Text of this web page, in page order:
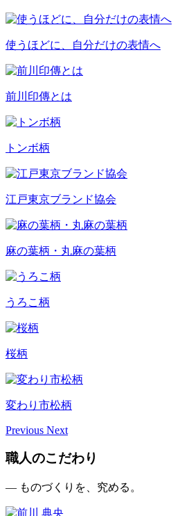
使うほどに、自分だけの表情へ
前川印傳とは
トンボ柄
江戸東京ブランド協会
麻の葉柄・丸麻の葉柄
うろこ柄
桜柄
変わり市松柄
Previous Next
職人のこだわり
— ものづくりを、究める。